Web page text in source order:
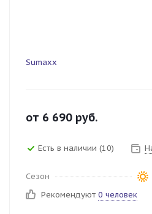
Sumaxx
от 6 690 руб.
Есть в наличии (10)
Сезон
Рекомендуют 0 человек